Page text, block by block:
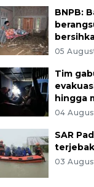
BNPB:
05
Tim
hingga
04
SAR
03